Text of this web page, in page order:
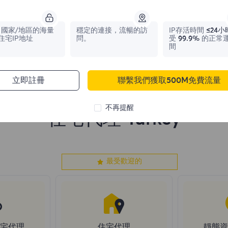
住宅代理 Turkey
最受歡迎的
家/地區的海量
宅IP地址
穩定的連接，流暢的訪
問。
IP存活時間 ≤24小
受 99.9% 的正常
間
立即註冊 聯繫我們獲取500M免費流量
不再提醒